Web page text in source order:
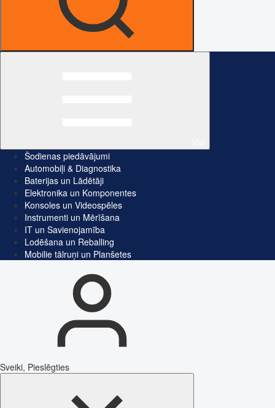
Šodienas piedāvājumi
Automobiļi & Diagnostika
Baterijas un Lādētāji
Elektronika un Komponentes
Konsoles un Videospēles
Instrumenti un Mērīšana
IT un Savienojamība
Lodēšana un Reballing
Mobilie tālruņi un Planšetes
Sveiki, Pieslēgties